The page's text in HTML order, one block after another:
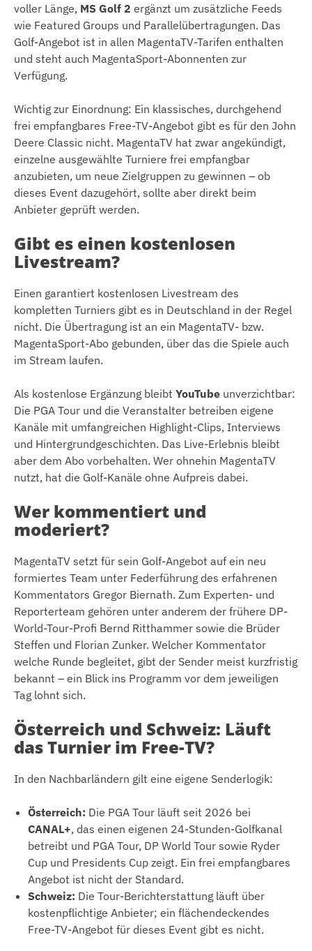
voller Länge, MS Golf 2 ergänzt um zusätzliche Feeds
wie Featured Groups und Parallelübertragungen. Das
Golf-Angebot ist in allen MagentaTV-Tarifen enthalten
und steht auch MagentaSport-Abonnenten zur
Verfügung.
Wichtig zur Einordnung: Ein klassisches, durchgehend
frei empfangbares Free-TV-Angebot gibt es für den John
Deere Classic nicht. MagentaTV hat zwar angekündigt,
einzelne ausgewählte Turniere frei empfangbar
anzubieten, um neue Zielgruppen zu gewinnen – ob
dieses Event dazugehört, sollte aber direkt beim
Anbieter geprüft werden.
Gibt es einen kostenlosen
Livestream?
Einen garantiert kostenlosen Livestream des
kompletten Turniers gibt es in Deutschland in der Regel
nicht. Die Übertragung ist an ein MagentaTV- bzw.
MagentaSport-Abo gebunden, über das die Spiele auch
im Stream laufen.
Als kostenlose Ergänzung bleibt YouTube unverzichtbar:
Die PGA Tour und die Veranstalter betreiben eigene
Kanäle mit umfangreichen Highlight-Clips, Interviews
und Hintergrundgeschichten. Das Live-Erlebnis bleibt
aber dem Abo vorbehalten. Wer ohnehin MagentaTV
nutzt, hat die Golf-Kanäle ohne Aufpreis dabei.
Wer kommentiert und
moderiert?
MagentaTV setzt für sein Golf-Angebot auf ein neu
formiertes Team unter Federführung des erfahrenen
Kommentators Gregor Biernath. Zum Experten- und
Reporterteam gehören unter anderem der frühere DP-
World-Tour-Profi Bernd Ritthammer sowie die Brüder
Steffen und Florian Zunker. Welcher Kommentator
welche Runde begleitet, gibt der Sender meist kurzfristig
bekannt – ein Blick ins Programm vor dem jeweiligen
Tag lohnt sich.
Österreich und Schweiz: Läuft
das Turnier im Free-TV?
In den Nachbarländern gilt eine eigene Senderlogik:
Österreich: Die PGA Tour läuft seit 2026 bei
CANAL+, das einen eigenen 24-Stunden-Golfkanal
betreibt und PGA Tour, DP World Tour sowie Ryder
Cup und Presidents Cup zeigt. Ein frei empfangbares
Angebot ist nicht der Standard.
Schweiz: Die Tour-Berichterstattung läuft über
kostenpflichtige Anbieter; ein flächendeckendes
Free-TV-Angebot für dieses Event gibt es nicht.